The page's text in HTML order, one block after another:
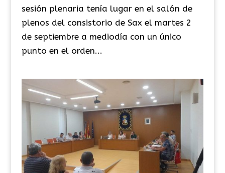
sesión plenaria tenía lugar en el salón de
plenos del consistorio de Sax el martes 2
de septiembre a mediodía con un único
punto en el orden...